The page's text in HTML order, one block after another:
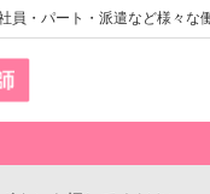
員・パート・派遣など様々な